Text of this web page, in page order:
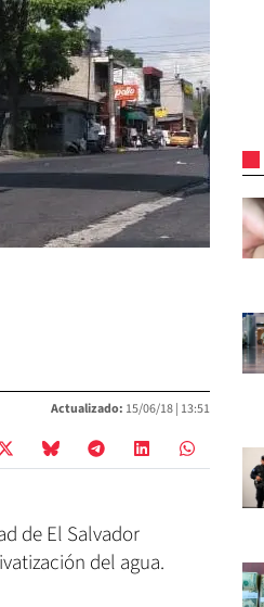
Actualizado: 15/06/18 | 13:51
de El Salvador
del agua.